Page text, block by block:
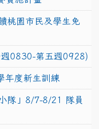
桃園市民及學生免
0830-第五週0928)
年度新生訓練
隊」8/7-8/21 隊員